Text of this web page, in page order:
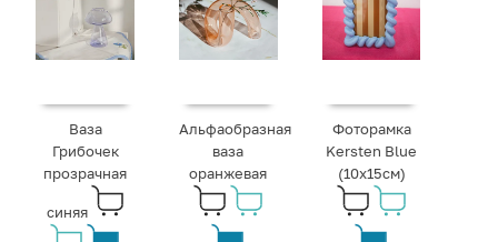
Ваза
Грибочек
прозрачная
синяя
Альфаобразная
ваза
оранжевая
Фоторамка
Kersten Blue
(10x15см)